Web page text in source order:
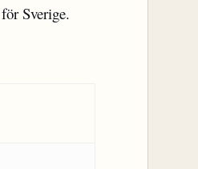
Sverige.